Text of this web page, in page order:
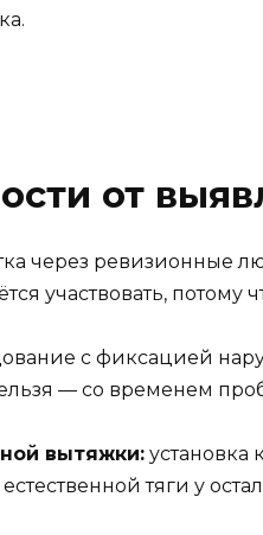
от
через ревизионные
участвовать, потому
с фиксацией
— со временем
вытяжки: установка
тяги у